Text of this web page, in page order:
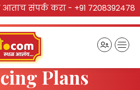
आताच संपर्क करा - +91 7208392478
YOUR PLAN
Plans